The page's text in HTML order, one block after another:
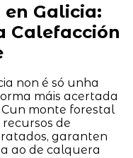
Galicia:
Calefacción
non é só unha
máis acertada
monte forestal
de
garanten
ao de calquera